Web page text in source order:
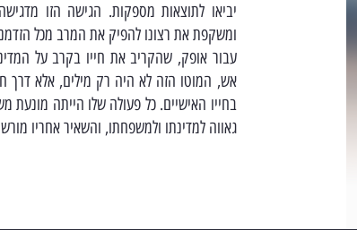
יביאו לתוצאות מספקות. הגישה הזו
ומשקפת את רצונו להפיק את המרב מכל
עבור אופק, שהקריב את חייו בקרב על
אש, המוטו הזה לא היה רק מילים, אלא דרך
בחייו האישיים. כל פעולה שלו הייתה מונעת
גאווה למדינתו ולמשפחתו, והשאיר אחריו